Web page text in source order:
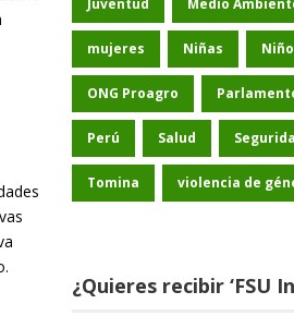
Juventud Medio
mujeres Niñas
ONG Proagro
Perú Salud
Tomina violencia de
¿Quieres recibir ‘FSU